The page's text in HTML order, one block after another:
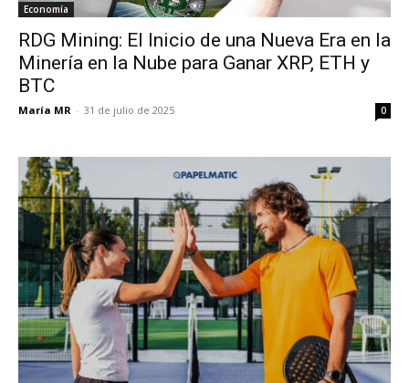
Economía
RDG Mining: El Inicio de una Nueva Era en la
Minería en la Nube para Ganar XRP, ETH y
BTC
María MR - 31 de julio de 2025 0